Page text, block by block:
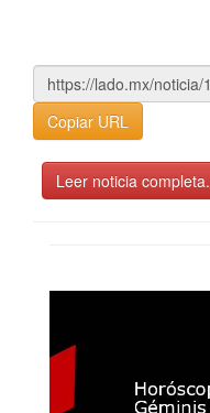
Copiar URL
Leer noticia completa.